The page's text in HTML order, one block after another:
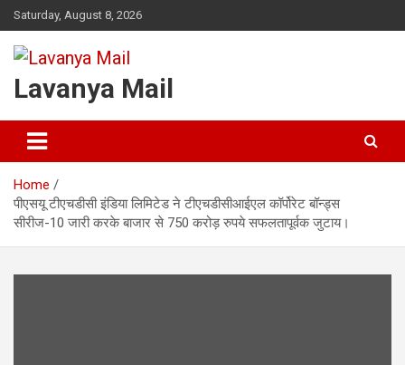
Skip
to
content
Saturday, August 8, 2026
Lavanya Mail
Home
पीएसयू टीएचडीसी इंडिया लिमिटेड ने टीएचडीसीआईएल कॉर्पोरेट बॉन्ड्स
सीरीज-10 जारी करके बाजार से 750 करोड़ रुपये सफलतापूर्वक जुटाय।